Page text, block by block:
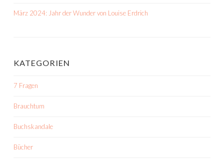
März 2024: Jahr der Wunder von Louise Erdrich
KATEGORIEN
7 Fragen
Brauchtum
Buchskandale
Bücher